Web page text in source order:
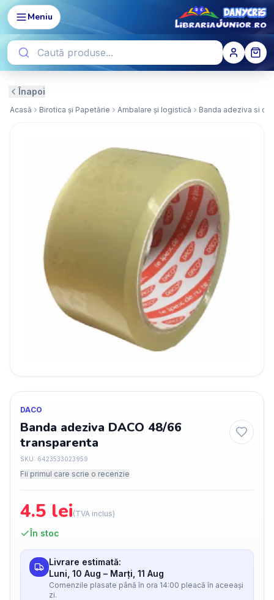
Meniu
Înapoi
Acasă Birotica și Papetărie Ambalare și logistică Banda adeziva si
DACO
Banda adeziva DACO 48/66
transparenta
SKU: 6423533023959
Fii primul care scrie o recenzie
4.5 lei(TVA inclus)
În stoc
Livrare estimată:
Luni, 10 Aug – Marți, 11 Aug
Comenzile plasate până în ora 14:00 pleacă în aceeași
zi.